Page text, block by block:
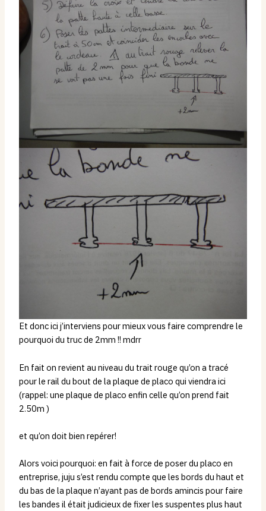
Et donc ici j’interviens pour mieux vous faire comprendre le
pourquoi du truc de 2mm !! mdrr
En fait on revient au niveau du trait rouge qu’on a tracé
pour le rail du bout de la plaque de placo qui viendra ici
(rappel: une plaque de placo enfin celle qu’on prend fait
2.50m )
et qu’on doit bien repérer!
Alors voici pourquoi: en fait à force de poser du placo en
entreprise, juju s’est rendu compte que les bords du haut et
du bas de la plaque n’ayant pas de bords amincis pour faire
les bandes il était judicieux de fixer les suspentes plus haut